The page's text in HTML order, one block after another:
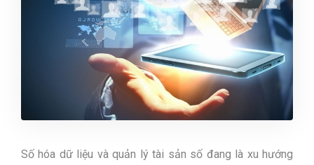
Số hóa dữ liệu và quản lý tài sản số đang là xu hướng